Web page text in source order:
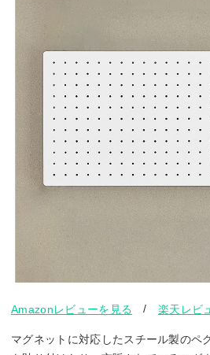
Amazonレビューを見る /楽天レビ
マグネットに対応したスチール製のペ